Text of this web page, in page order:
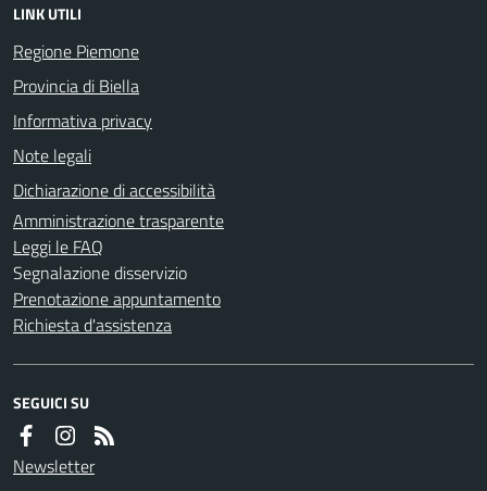
LINK UTILI
Regione Piemone
Provincia di Biella
Informativa privacy
Note legali
Dichiarazione di accessibilità
Amministrazione trasparente
Leggi le FAQ
Segnalazione disservizio
Prenotazione appuntamento
Richiesta d'assistenza
SEGUICI SU
Newsletter